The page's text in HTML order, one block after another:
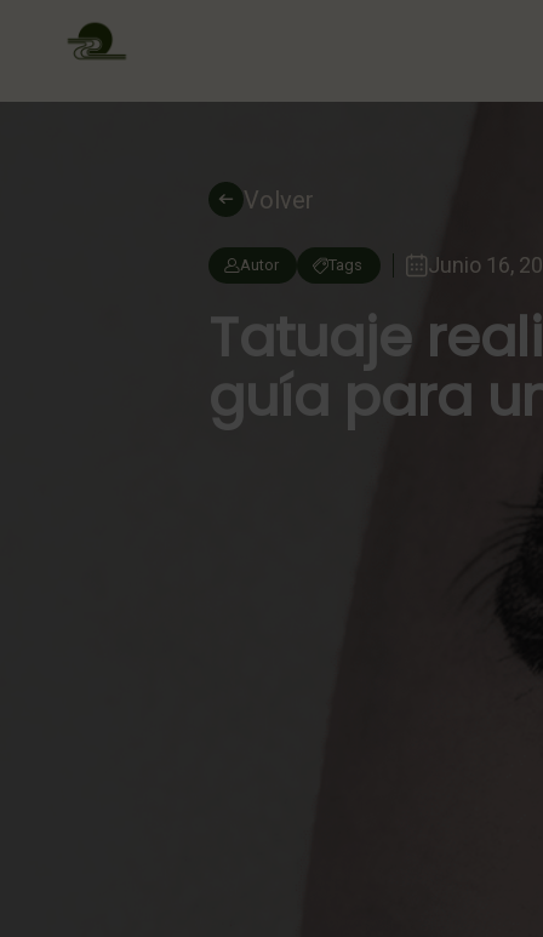
Volver
Autor Tags Junio 16,
Tatuaje
guía para